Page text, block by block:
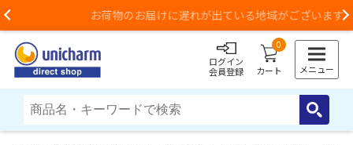
お荷物のお届けに遅れが出ている地域がございます
ログイン
会員登録
0
カート メニュー